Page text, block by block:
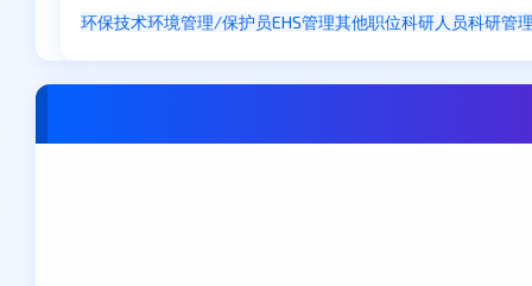
环保技术环境管理/保护员EHS管理其他职位科研人员科研管
东莞